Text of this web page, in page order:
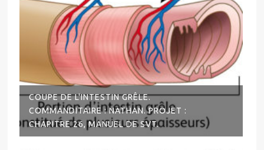
COUPE DE L'INTESTIN GRÊLE.
COMMANDITAIRE : NATHAN. PROJET :
CHAPITRE 26, MANUEL DE SVT.